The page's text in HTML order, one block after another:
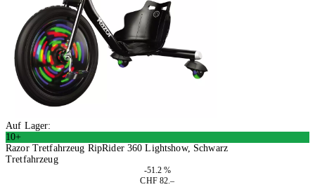
Auf Lager:
10+
Razor Tretfahrzeug RipRider 360 Lightshow, Schwarz
Tretfahrzeug
-51.2 %
CHF 82.–